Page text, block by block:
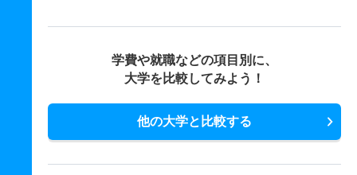
学費や就職などの項目別に、
大学を比較してみよう！
他の大学と比較する